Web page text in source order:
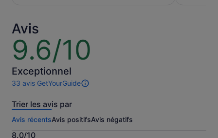
adulte
Avis
9.6/10
9.6
sur
10
Exceptionnel
33 avis GetYourGuide
33 avis
cette
Plus
d’informations
Trier les avis par
Avis récentsAvis positifsAvis négatifs
8.0/10